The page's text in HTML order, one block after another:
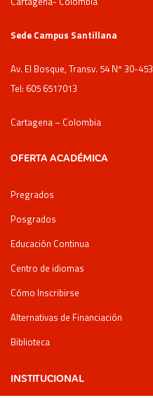
Sede Campus Santillana
Av. El Bosque, Transv. 54 Nº 30-453
Tel: 605 6517013
Cartagena – Colombia
OFERTA ACADÉMICA
Pregrados
Posgrados
Educación Continua
Centro de idiomas
Cómo Inscribirse
Alternativas de Financiación
Biblioteca
INSTITUCIONAL